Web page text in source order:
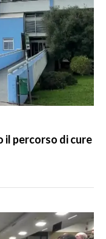
percorso di cure